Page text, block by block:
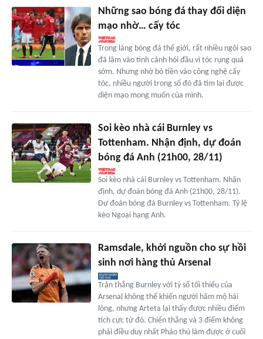
Những sao bóng đá thay đổi diện
mạo nhờ… cấy tóc
Trong làng bóng đá thế giới, rất nhiều ngôi sao
đã lâm vào tình cảnh hói đầu vì tóc rụng quá
sớm. Nhưng nhờ bỏ tiền vào công nghệ cấy
tóc, nhiều người trong số đó đã tìm lại được
diện mạo mong muốn của mình.
Soi kèo nhà cái Burnley vs
Tottenham. Nhận định, dự đoán
bóng đá Anh (21h00, 28/11)
Soi kèo nhà cái Burnley vs Tottenham. Nhận
định, dự đoán bóng đá Anh (21h00, 28/11).
Dự đoán bóng đá Burnley vs Tottenham. Tỷ lệ
kèo Ngoại hạng Anh.
Ramsdale, khởi nguồn cho sự hồi
sinh nơi hàng thủ Arsenal
Trận thắng Burnley với tỷ số tối thiểu của
Arsenal không thể khiến người hâm mộ hài
lòng, nhưng Arteta lại thấy được nhiều điểm
tích cực từ đó. Chiến thắng và 3 điểm không
phải điều duy nhất Pháo thủ làm được ở cuối